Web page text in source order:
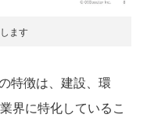
ます
特徴は、建設、環
界に特化しているこ